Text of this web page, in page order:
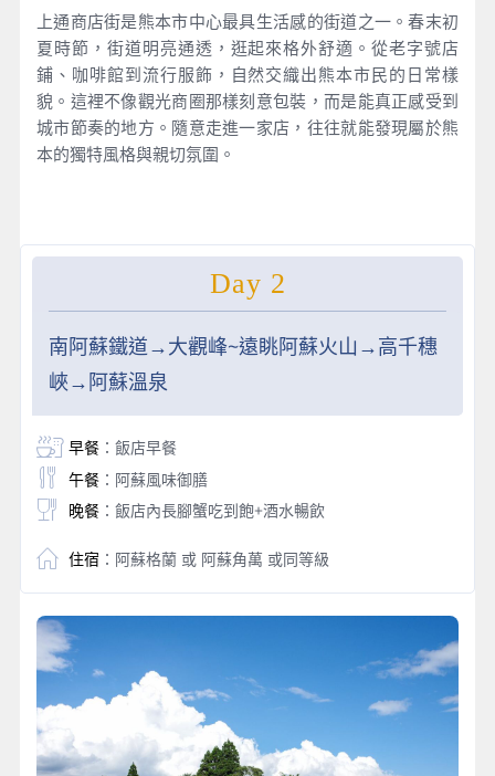
上通商店街是熊本市中心最具生活感的街道之一。春末初
夏時節，街道明亮通透，逛起來格外舒適。從老字號店
鋪、咖啡館到流行服飾，自然交織出熊本市民的日常樣
貌。這裡不像觀光商圈那樣刻意包裝，而是能真正感受到
城市節奏的地方。隨意走進一家店，往往就能發現屬於熊
本的獨特風格與親切氛圍。
Day 2
南阿蘇鐵道→大觀峰~遠眺阿蘇火山→高千穗
峽→阿蘇溫泉
早餐：飯店早餐
午餐：阿蘇風味御膳
晚餐：飯店內長腳蟹吃到飽+酒水暢飲
住宿 ：阿蘇格蘭 或 阿蘇角萬 或同等級